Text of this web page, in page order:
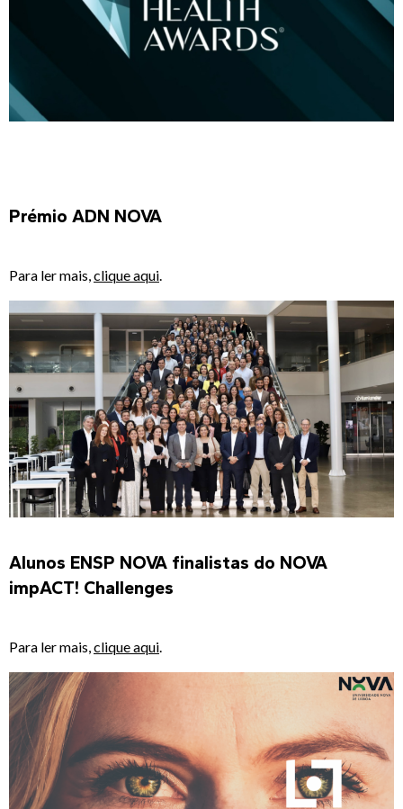
Prémio ADN NOVA
Para ler mais,clique aqui.
Alunos ENSP NOVA finalistas do NOVA
impACT! Challenges
Para ler mais,clique aqui.